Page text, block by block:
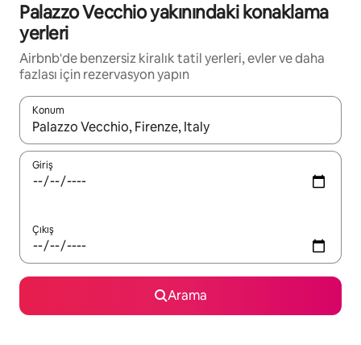
Palazzo Vecchio yakınındaki konaklama
yerleri
Airbnb'de benzersiz kiralık tatil yerleri, evler ve daha
fazlası için rezervasyon yapın
Konum
Sonuçlar kullanılabilir olduğunda yukarı ve aşağı oklarıyla
Giriş
Çıkış
Arama